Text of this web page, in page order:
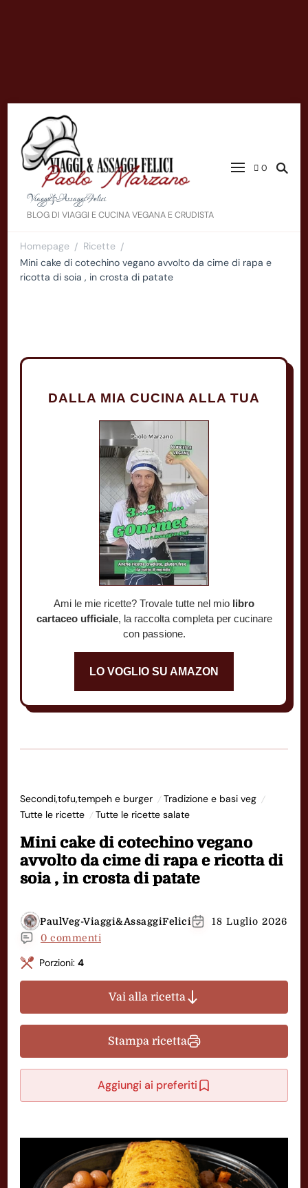
Viaggi&AssaggiFelici
BLOG DI VIAGGI E CUCINA VEGANA E CRUDISTA
0
Homepage / Ricette /
Mini cake di cotechino vegano avvolto da cime di rapa e
ricotta di soia , in crosta di patate
DALLA MIA CUCINA ALLA TUA
Ami le mie ricette? Trovale tutte nel mio libro
cartaceo ufficiale, la raccolta completa per cucinare
con passione.
LO VOGLIO SU AMAZON
Secondi,tofu,tempeh e burger
Tradizione e basi veg
Tutte le ricette
Tutte le ricette salate
Mini cake di cotechino vegano
avvolto da cime di rapa e ricotta di
soia , in crosta di patate
PaulVeg-Viaggi&AssaggiFelici
18 Luglio 2026
0 commenti
Porzioni: 4
Vai alla ricetta
Stampa ricetta
Aggiungi ai preferiti